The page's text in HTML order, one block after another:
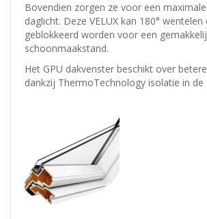
Bovendien zorgen ze voor een
daglicht. Deze VELUX kan 180°
geblokkeerd worden voor een
schoonmaakstand.
Het GPU dakvenster beschikt over
dankzij ThermoTechnology isolatie in de